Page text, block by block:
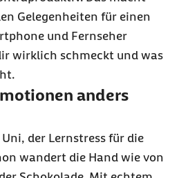
Gelegenheiten für einen
und Fernseher
wirklich schmeckt und was
anders
der Lernstress für die
wandert die Hand wie von